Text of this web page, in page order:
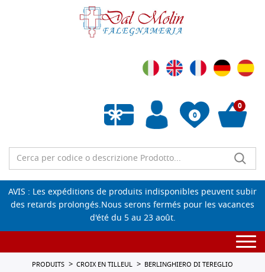
0
Liste de souhaits vide
0
AVIS : Les expéditions de produits indisponibles peuvent subir
des retards prolongés.Nous serons fermés pour les vacances
d'été du 5 au 23 août.
PRODUITS CROIX EN TILLEUL BERLINGHIERO DI TEREGLIO